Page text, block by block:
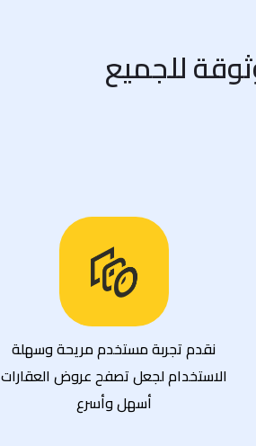
للجميع
نقدم تجربة مستخدم مريحة وسهلة
الاستخدام لجعل تصفح عروض العقارات
أسهل وأسرع